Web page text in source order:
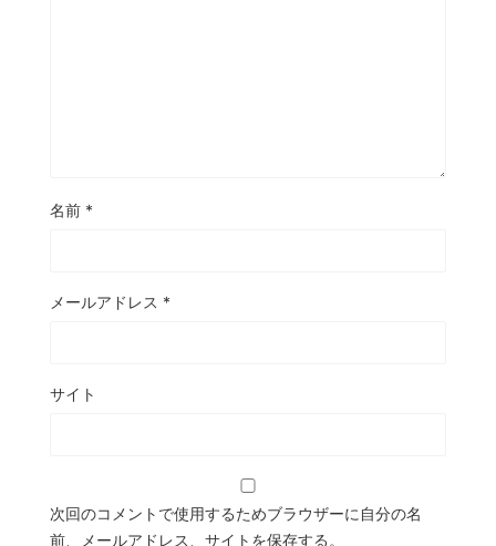
名前 *
メールアドレス *
サイト
次回のコメントで使用するためブラウザーに自分の名
前、メールアドレス、サイトを保存する。